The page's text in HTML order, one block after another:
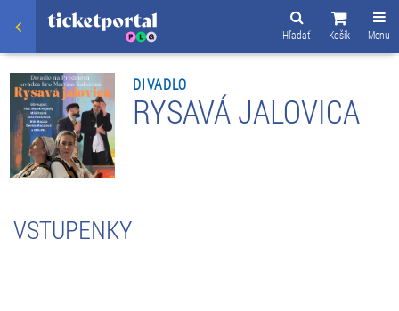
Menu
Košík
Hľadať
DIVADLO
RYSAVÁ JALOVICA
VSTUPENKY